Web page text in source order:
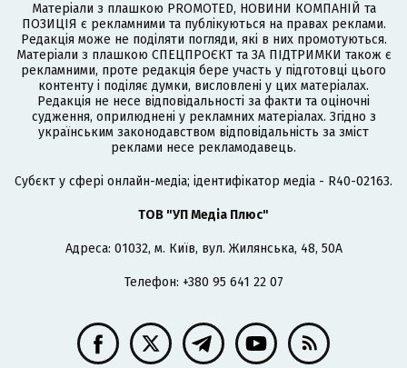
Матеріали з плашкою PROMOTED, НОВИНИ КОМПАНІЙ та
ПОЗИЦІЯ є рекламними та публікуються на правах реклами.
Редакція може не поділяти погляди, які в них промотуються.
Матеріали з плашкою СПЕЦПРОЄКТ та ЗА ПІДТРИМКИ також є
рекламними, проте редакція бере участь у підготовці цього
контенту і поділяє думки, висловлені у цих матеріалах.
Редакція не несе відповідальності за факти та оціночні
судження, оприлюднені у рекламних матеріалах. Згідно з
українським законодавством відповідальність за зміст
реклами несе рекламодавець.
Cубєкт у сфері онлайн-медіа; ідентифікатор медіа - R40-02163.
ТОВ "УП Медіа Плюс"
Адреса: 01032, м. Київ, вул. Жилянська, 48, 50А
Телефон: +380 95 641 22 07